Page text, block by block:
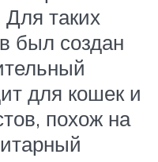
таких
был создан
для кошек и
похож на